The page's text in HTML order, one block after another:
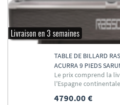
Livraison en 3 semaines
TABLE DE BILLARD
ACURRA 9 PIEDS
Le prix comprend la
l'Espagne continentale
4790.00 €